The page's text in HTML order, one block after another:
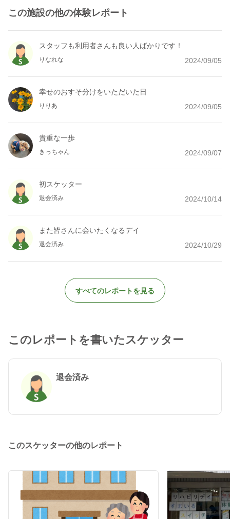
この施設の他の体験レポート
スタッフも利用者さんも良い人ばかりです！
りなれな 2024/09/05
幸せのおすそ分けをいただいた日
りりあ 2024/09/05
貴重な一歩
きっちゃん 2024/09/07
初スケッター
退会済み 2024/10/14
また皆さんに会いたくなるデイ
退会済み 2024/10/29
すべてのレポートを見る
このレポートを書いたスケッター
退会済み
このスケッターの他のレポート